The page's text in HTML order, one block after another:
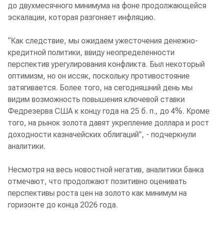
до двухмесячного минимума на фоне продолжающейся
эскалации, которая разгоняет инфляцию.
“Как следствие, мы ожидаем ужесточения денежно-
кредитной политики, ввиду неопределенности
перспектив урегулирования конфликта. Был некоторый
оптимизм, но он иссяк, поскольку противостояние
затягивается. Более того, на сегодняшний день мы
видим возможность повышения ключевой ставки
Федрезерва США к концу года на 25 б. п., до 4%. Кроме
того, на рынок золота давят укрепление доллара и рост
доходности казначейских облигаций”, - подчеркнули
аналитики.
Несмотря на весь новостной негатив, аналитики банка
отмечают, что продолжают позитивно оценивать
перспективы роста цен на золото как минимум на
горизонте до конца 2026 года.